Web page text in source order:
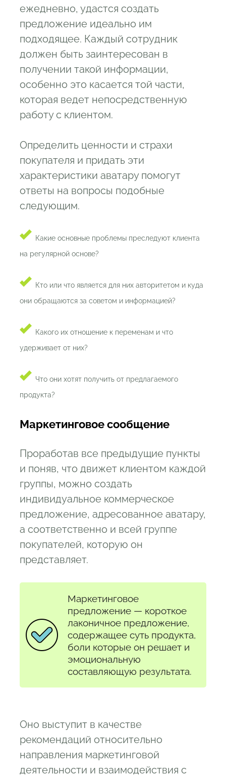
ежедневно, удастся создать
предложение идеально им
подходящее. Каждый сотрудник
должен быть заинтересован в
получении такой информации,
особенно это касается той части,
которая ведет непосредственную
работу с клиентом.
Определить ценности и страхи
покупателя и придать эти
характеристики аватару помогут
ответы на вопросы подобные
следующим.
Какие основные проблемы преследуют клиента
на регулярной основе?
Кто или что является для них авторитетом и куда
они обращаются за советом и информацией?
Какого их отношение к переменам и что
удерживает от них?
Что они хотят получить от предлагаемого
продукта?
Маркетинговое сообщение
Проработав все предыдущие пункты
и поняв, что движет клиентом каждой
группы, можно создать
индивидуальное коммерческое
предложение, адресованное аватару,
а соответственно и всей группе
покупателей, которую он
представляет.
Маркетинговое
предложение — короткое
лаконичное предложение,
содержащее суть продукта,
боли которые он решает и
эмоциональную
составляющую результата.
Оно выступит в качестве
рекомендаций относительно
направления маркетинговой
деятельности и взаимодействия с